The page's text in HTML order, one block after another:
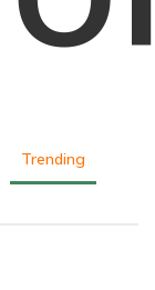
Trending